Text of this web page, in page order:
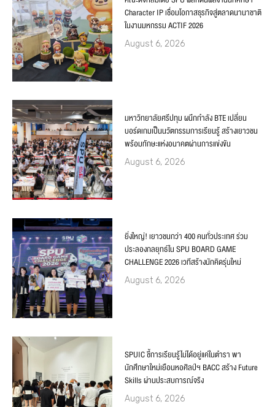
Character IP เชื่อมโอกาสธุรกิจสู่ตลาดนานาชาติ
ในงานมหกรรม ACTIF 2026
August 6, 2026
มหาวิทยาลัยศรีปทุม ผนึกกำลัง BTE เปลี่ยน
บอร์ดเกมเป็นนวัตกรรมการเรียนรู้ สร้างเยาวชน
พร้อมทักษะแห่งอนาคตผ่านการแข่งขัน
August 6, 2026
ยิ่งใหญ่! เยาวชนกว่า 400 คนทั่วประเทศ ร่วม
ประลองกลยุทธ์ใน SPU BOARD GAME
CHALLENGE 2026 เวทีสร้างนักคิดรุ่นใหม่
August 6, 2026
SPUIC ชี้การเรียนรู้ไม่ได้อยู่แค่ในตำรา พา
นักศึกษาใหม่เยือนหอศิลป์ฯ BACC สร้าง Future
Skills ผ่านประสบการณ์จริง
August 6, 2026